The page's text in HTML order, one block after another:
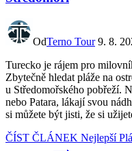
OdTerno Tour 9. 8.
Turecko je rájem pro
Zbytečně hledat pláže na
u Středomořského pobřeží.
nebo Patara, lákají svou
si můžete být jisti, že si
ČÍST ČLÁNEK Nejlepší